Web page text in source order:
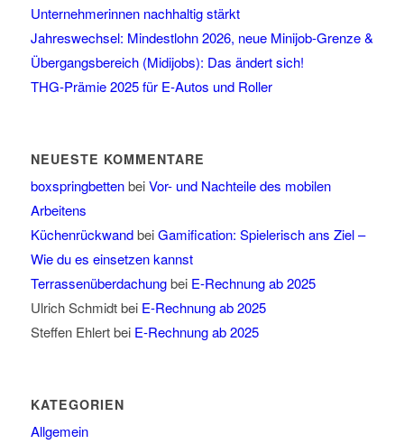
Unternehmerinnen nachhaltig stärkt
Jahreswechsel: Mindestlohn 2026, neue Minijob-Grenze &
Übergangsbereich (Midijobs): Das ändert sich!
THG-Prämie 2025 für E-Autos und Roller
NEUESTE KOMMENTARE
boxspringbettenbeiVor- und Nachteile des mobilen
Arbeitens
KüchenrückwandbeiGamification: Spielerisch ans Ziel –
Wie du es einsetzen kannst
Terrassenüberdachungbei E-Rechnung ab 2025
Ulrich Schmidtbei E-Rechnung ab 2025
Steffen Ehlertbei E-Rechnung ab 2025
KATEGORIEN
Allgemein